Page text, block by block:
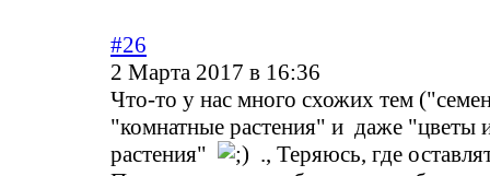
#26
2 Марта 2017 в 16:36
Что-то у нас много схожих тем
"комнатные растения" и даже "цветы
растения"
., Теряюсь, где